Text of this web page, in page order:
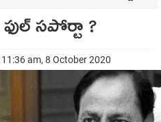
సపోర్టా ?
am, 8 October 2020